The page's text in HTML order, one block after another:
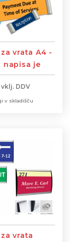
vrata A4 -
napisa je
x 297 mm
vklj. DDV
v skladišču
vrata